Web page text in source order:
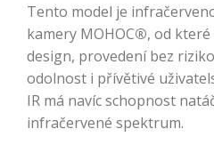
Tento model je
kamery MOHOC®, od
design, provedení bez
odolnost i přívětivé
IR má navíc schopnost
infračervené spektrum.